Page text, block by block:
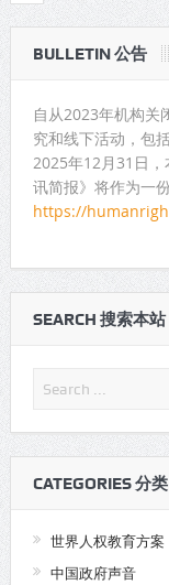
BULLETIN 公告
自从2023年机构关
究和线下活动，包
2025年12月31日
讯简报》将作为一
https://
SEARCH 搜索本站
CATEGORIES 分
世界人权教育方案
中国政府声音